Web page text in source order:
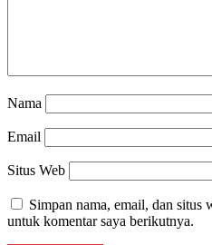
Nama
Email
Situs Web
Simpan nama, email, dan situs
untuk komentar saya berikutnya.